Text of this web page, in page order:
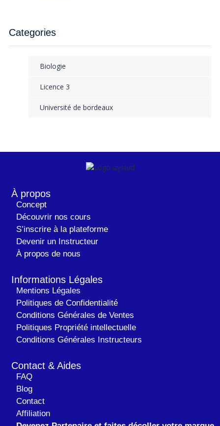
Categories
Biologie
Licence 3
Université de bordeaux
À propos
Concept
Découvrir nos cours
S’inscrire à la plateforme
Devenir un Instructeur
À propos de nous
Informations Légales
Mentions Légales
Politiques de Confidentialité
Conditions Générales de Ventes
Politiques Propriété intellectuelle
Conditions Générales Instructeurs
Contact & Aides
FAQ
Blog
Contact
Affiliation